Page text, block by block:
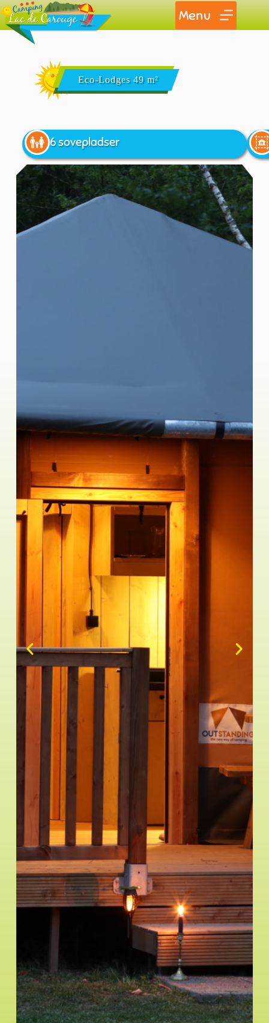
Menu
Eco-Lodges 49 m²
6 sovepladser